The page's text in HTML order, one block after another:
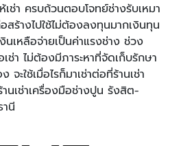
เช่า ครบถ้วนตอบโจทย์ช่างรับเหมา
สร้างไปใช้ไม่ต้องลงทุนมากเงินทุน
นเหลือจ่ายเป็นค่าแรงช่าง ช่วง
ช่า ไม่ต้องมีภาระหาที่จัดเก็บรักษา
ะใช้เมื่อไรก็มาเช่าต่อที่ร้านเช่า
นเช่าเครื่องมือช่างปูน รังสิต-
นี